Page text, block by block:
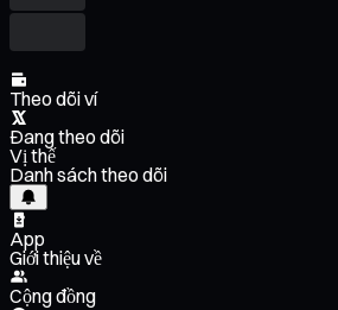
Theo dõi ví
Đang theo dõi
Vị thế
Danh sách theo dõi
App
Giới thiệu về
Cộng đồng